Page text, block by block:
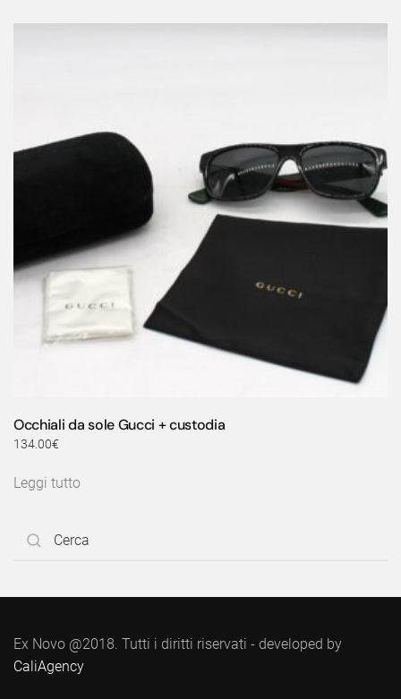
Occhiali da sole Gucci + custodia
134.00€
Leggi tutto
Ex Novo @2018. Tutti i diritti riservati - developed by
CaliAgency